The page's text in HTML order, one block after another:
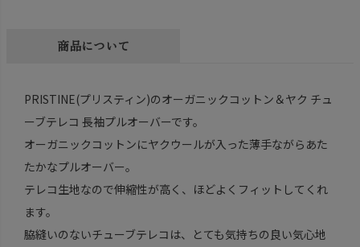
商品について
PRISTINE(プリスティン)のオーガニックコットン＆ヤク チュ
ーブテレコ 長袖プルオーバーです。
オーガニックコットンにヤクウールが入った薄手ながらあた
たかなプルオーバー。
テレコ生地なので伸縮性が高く、ほどよくフィットしてくれ
ます。
脇縫いのないチューブテレコは、とても気持ちの良い気心地